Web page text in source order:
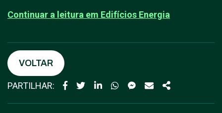
Continuar a leitura em Edifícios Energia
VOLTAR
PARTILHAR: